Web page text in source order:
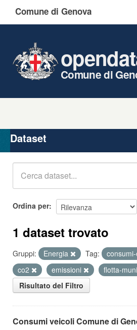
Comune di Genova
Comune di
Organizzazioni
Gruppi
Dataset
Ordina per
1 dataset trovato
Gruppi: Energia Tag:
co2
emissioni
flotta-
Risultato del Filtro
Consumi veicoli Comune di